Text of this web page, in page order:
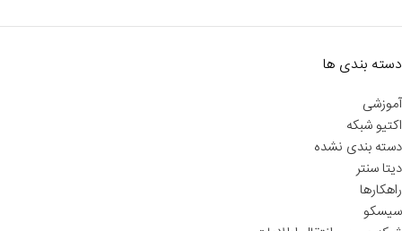
دسته بندی ها
آموزشی
اکتیو شبکه
دسته بندی نشده
دیتا سنتر
راهکارها
سیسکو